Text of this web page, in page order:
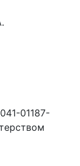
01187-